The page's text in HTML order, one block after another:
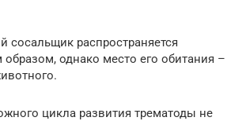
сосальщик распространяется
однако место его обитания –
цикла развития трематоды не